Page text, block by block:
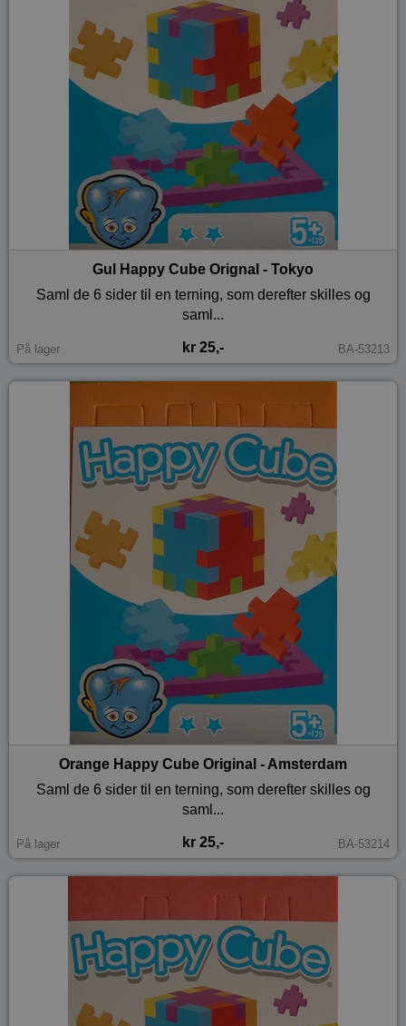
Gul Happy Cube Orignal - Tokyo
Saml de 6 sider til en terning, som derefter skilles og
saml...
På lager kr 25,- BA-53213
Orange Happy Cube Original - Amsterdam
Saml de 6 sider til en terning, som derefter skilles og
saml...
På lager kr 25,- BA-53214